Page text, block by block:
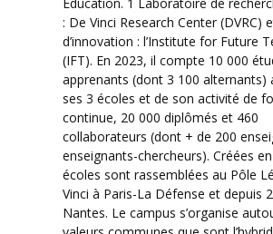
: De Vinci Research Center (DVRC)
d’innovation : l’Institute for Future
(IFT). En 2023, il compte 10 000
apprenants (dont 3 100 alternants)
ses 3 écoles et de son activité de
continue, 20 000 diplômés et 460
collaborateurs (dont + de 200
enseignants-chercheurs). Créées
écoles sont rassemblées au Pôle
Vinci à Paris-La Défense et depuis
Nantes. Le campus s’organise